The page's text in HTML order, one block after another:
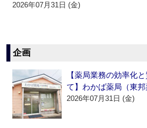
2026年07月31日 (金)
企画
【薬局業務の効率化
て】わかば薬局（東邦
2026年07月31日 (金)